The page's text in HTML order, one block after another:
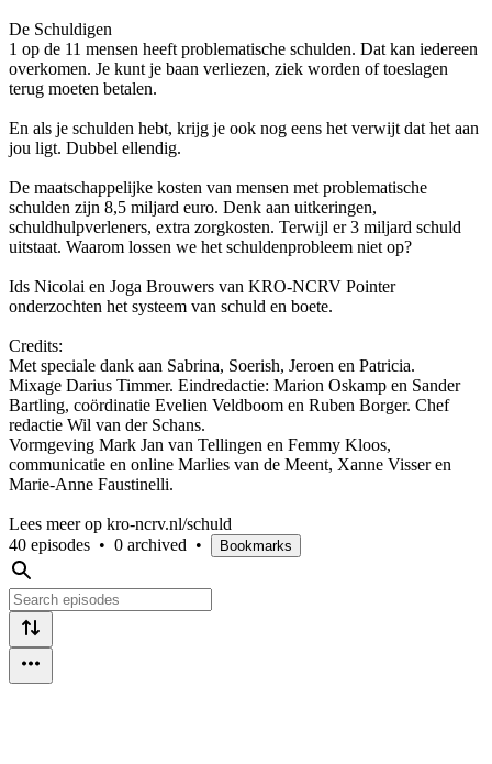
De Schuldigen
1 op de 11 mensen heeft problematische schulden. Dat kan iedereen
overkomen. Je kunt je baan verliezen, ziek worden of toeslagen
terug moeten betalen.
En als je schulden hebt, krijg je ook nog eens het verwijt dat het aan
jou ligt. Dubbel ellendig.
De maatschappelijke kosten van mensen met problematische
schulden zijn 8,5 miljard euro. Denk aan uitkeringen,
schuldhulpverleners, extra zorgkosten. Terwijl er 3 miljard schuld
uitstaat. Waarom lossen we het schuldenprobleem niet op?
Ids Nicolai en Joga Brouwers van KRO-NCRV Pointer
onderzochten het systeem van schuld en boete.
Credits:
Met speciale dank aan Sabrina, Soerish, Jeroen en Patricia.
Mixage Darius Timmer. Eindredactie: Marion Oskamp en Sander
Bartling, coördinatie Evelien Veldboom en Ruben Borger. Chef
redactie Wil van der Schans.
Vormgeving Mark Jan van Tellingen en Femmy Kloos,
communicatie en online Marlies van de Meent, Xanne Visser en
Marie-Anne Faustinelli.
Lees meer op kro-ncrv.nl/schuld
40 episodes • 0 archived • Bookmarks